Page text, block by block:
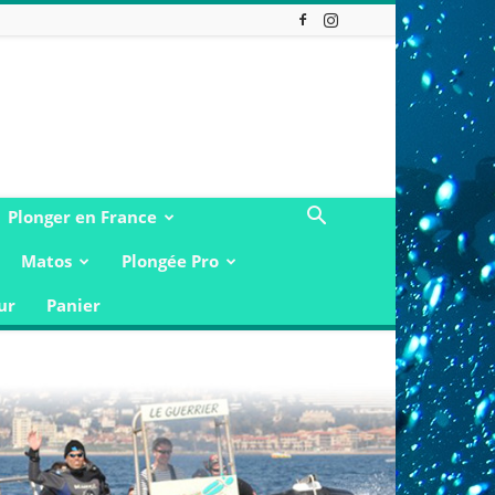
Plonger en France
Matos
Plongée Pro
Panier